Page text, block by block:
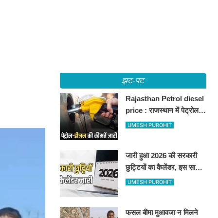
झट-पट
Rajasthan Petrol diesel
price : राजस्थान में पेट्रोल-
डीजल की कीमतें जारी, जानिए
UMESH PUROHIT
जारी हुआ 2026 की सरकारी
छुट्टियों का कैलेंडर, इस साल
कई बार मिलेगा लगातार
UMESH PUROHIT
फसल बीमा मुआवजा न मिलने